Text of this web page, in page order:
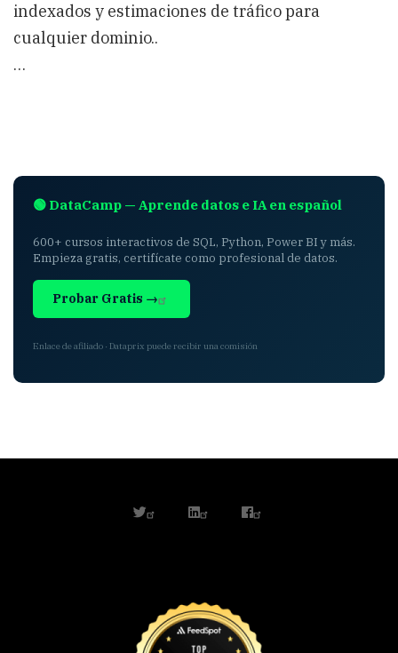
indexados y estimaciones de tráfico para
cualquier dominio..
…
🟢 DataCamp — Aprende datos e IA en español
600+ cursos interactivos de SQL, Python, Power BI y más.
Empieza gratis, certifícate como profesional de datos.
Probar Gratis →
Enlace de afiliado · Dataprix puede recibir una comisión
twitterlinkedinfacebook